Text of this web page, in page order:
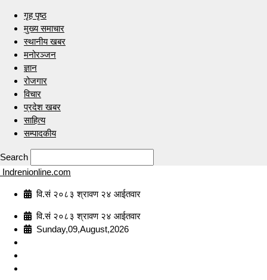
गृह पृष्ठ
मुख्य समाचार
स्थानीय खबर
मनोरञ्जन
ज्ञान
रोजगार
विचार
प्रदेश खबर
साहित्य
सम्पादकीय
Search
Indrenionline.com
वि.सं २०८३ श्रावण २४ आईतवार
वि.सं २०८३ श्रावण २४ आईतवार
Sunday,09,August,2026